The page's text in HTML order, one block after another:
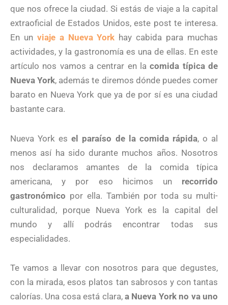
que nos ofrece la ciudad. Si estás de viaje a la capital
extraoficial de Estados Unidos, este post te interesa.
En un viaje a Nueva York hay cabida para muchas
actividades, y la gastronomía es una de ellas. En este
artículo nos vamos a centrar en lacomida típica de
Nueva York, además te diremos dónde puedes comer
barato en Nueva York que ya de por sí es una ciudad
bastante cara.
Nueva York esel paraíso de la comida rápida, o al
menos así ha sido durante muchos años. Nosotros
nos declaramos amantes de la comida típica
americana, y por eso hicimos un recorrido
gastronómico por ella. También por toda su multi-
culturalidad, porque Nueva York es la capital del
mundo y allí podrás encontrar todas sus
especialidades.
Te vamos a llevar con nosotros para que degustes,
con la mirada, esos platos tan sabrosos y con tantas
calorías. Una cosa está clara, a Nueva York no va uno